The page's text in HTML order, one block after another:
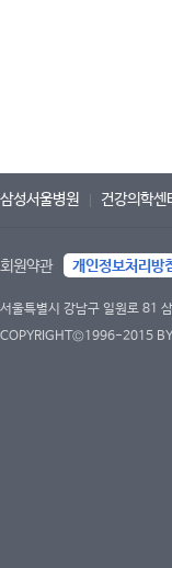
삼성서울병원 건강의학센
회원약관 개인정보처리방
서울특별시 강남구 일원로 81
COPYRIGHT©1996-2015 BY